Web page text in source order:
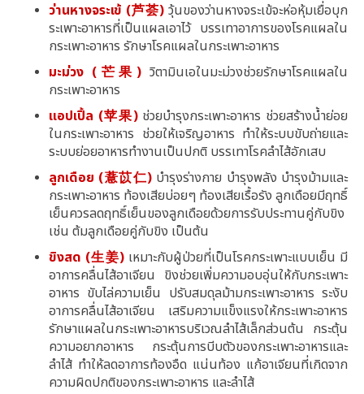
ว่านหางจระเข้ (芦荟) วุ้นของว่านหางจระเข้จะห่อหุ้มเยื่อบุก
ระเพาะอาหารที่เป็นแผลเอาไว้ บรรเทาอาการของโรคแผลใน
กระเพาะอาหาร รักษาโรคแผลในกระเพาะอาหาร
มะม่วง (芒果) วิตามินเอในมะม่วงช่วยรักษาโรคแผลใน
กระเพาะอาหาร
แอปเปิ้ล (苹果)ช่วยบำรุงกระเพาะอาหาร ช่วยสร้างน้ำย่อย
ในกระเพาะอาหาร ช่วยให้เจริญอาหาร ทำให้ระบบขับถ่ายและ
ระบบย่อยอาหารทำงานเป็นปกติ บรรเทาโรคลำไส้อักเสบ
ลูกเดือย (薏苡仁)บำรุงร่างกาย บำรุงพลัง บำรุงม้ามและ
กระเพาะอาหาร ท้องเสียบ่อยๆ ท้องเสียเรื้อรัง ลูกเดือยมีฤทธิ์
เย็นควรลดฤทธิ์เย็นของลูกเดือยด้วยการรับประทานคู่กับขิง
เช่น ต้มลูกเดือยคู่กับขิง เป็นต้น
ขิงสด (生姜) เหมาะกับผู้ป่วยที่เป็นโรคกระเพาะแบบเย็น มี
อาการคลื่นไส้อาเจียน ขิงช่วยเพิ่มความอบอุ่นให้กับกระเพาะ
อาหาร ขับไล่ความเย็น ปรับสมดุลม้ามกระเพาะอาหาร ระงับ
อาการคลื่นไส้อาเจียน เสริมความแข็งแรงให้กระเพาะอาหาร
รักษาแผลในกระเพาะอาหารบริเวณลำไส้เล็กส่วนต้น กระตุ้น
ความอยากอาหาร กระตุ้นการบีบตัวของกระเพาะอาหารและ
ลำไส้ ทำให้ลดอาการท้องอืด แน่นท้อง แก้อาเจียนที่เกิดจาก
ความผิดปกติของกระเพาะอาหาร และลำไส้